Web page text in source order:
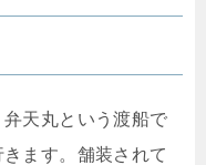
天丸という渡船で
ます。舗装されて